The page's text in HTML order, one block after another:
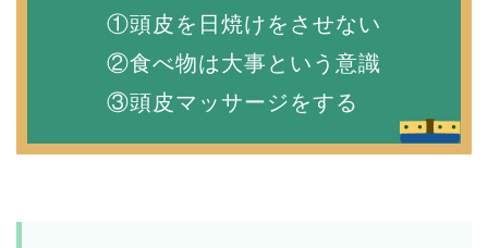
①頭皮を日焼けをさせない
②食べ物は大事という意識
③頭皮マッサージをする